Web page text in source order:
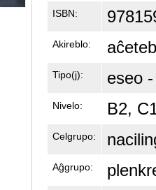
ISBN:
Akireblo:
Tipo(j): eseo
Nivelo: B2,
Celgrupo:
Aĝgrupo: